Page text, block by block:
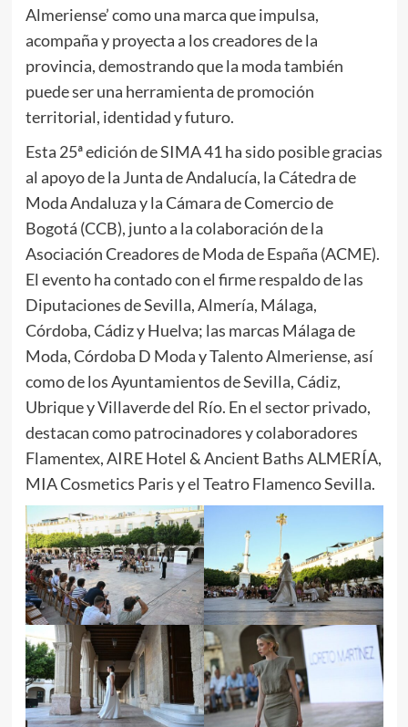
Almeriense’ como una marca que impulsa,
acompaña y proyecta a los creadores de la
provincia, demostrando que la moda también
puede ser una herramienta de promoción
territorial, identidad y futuro.
Esta 25ª edición de SIMA 41 ha sido posible gracias
al apoyo de la Junta de Andalucía, la Cátedra de
Moda Andaluza y la Cámara de Comercio de
Bogotá (CCB), junto a la colaboración de la
Asociación Creadores de Moda de España (ACME).
El evento ha contado con el firme respaldo de las
Diputaciones de Sevilla, Almería, Málaga,
Córdoba, Cádiz y Huelva; las marcas Málaga de
Moda, Córdoba D Moda y Talento Almeriense, así
como de los Ayuntamientos de Sevilla, Cádiz,
Ubrique y Villaverde del Río. En el sector privado,
destacan como patrocinadores y colaboradores
Flamentex, AIRE Hotel & Ancient Baths ALMERÍA,
MIA Cosmetics Paris y el Teatro Flamenco Sevilla.